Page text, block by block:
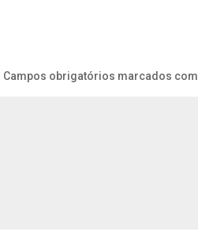
Campos obrigatórios marcados com